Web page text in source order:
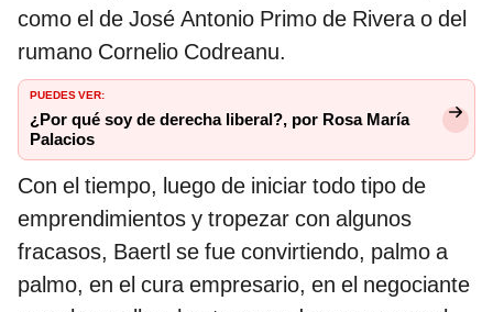
como el de José Antonio Primo de Rivera o del
rumano Cornelio Codreanu.
PUEDES VER:
¿Por qué soy de derecha liberal?, por Rosa María
Palacios
Con el tiempo, luego de iniciar todo tipo de
emprendimientos y tropezar con algunos
fracasos, Baertl se fue convirtiendo, palmo a
palmo, en el cura empresario, en el negociante